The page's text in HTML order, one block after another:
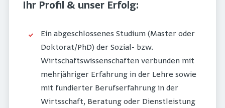
Ihr Profil & unser Erfolg:
Ein abgeschlossenes Studium (Master oder
Doktorat/PhD) der Sozial- bzw.
Wirtschaftswissenschaften verbunden mit
mehrjähriger Erfahrung in der Lehre sowie
mit fundierter Berufserfahrung in der
Wirtsschaft, Beratung oder Dienstleistung